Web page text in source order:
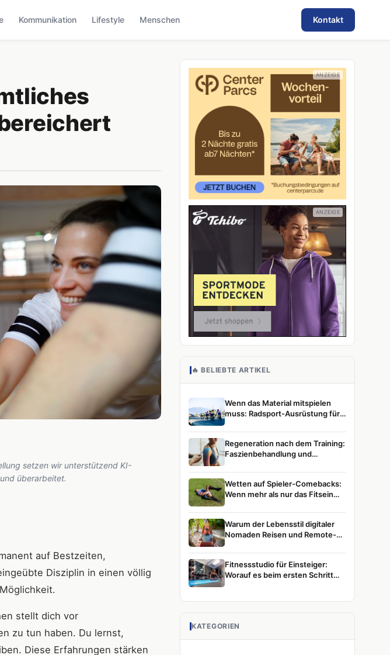
Kommunikation Lifestyle Menschen Kontakt
setzen wir unterstützend KI-
überarbeitet.
auf Bestzeiten,
Disziplin in einen völlig
stellt dich vor
zu tun haben. Du lernst,
Diese Erfahrungen stärken
🔥 BELIEBTE ARTIKEL
Wenn das Material mitspielen
muss: Radsport-Ausrüstung für
Athleten
Regeneration nach dem Training:
Faszienbehandlung und
Leistungssport
Wetten auf Spieler-Comebacks:
Wenn mehr als nur das Fitsein
Warum der Lebensstil digitaler
Nomaden Reisen und Remote-
Fitnessstudio für Einsteiger:
Worauf es beim ersten Schritt
KATEGORIEN